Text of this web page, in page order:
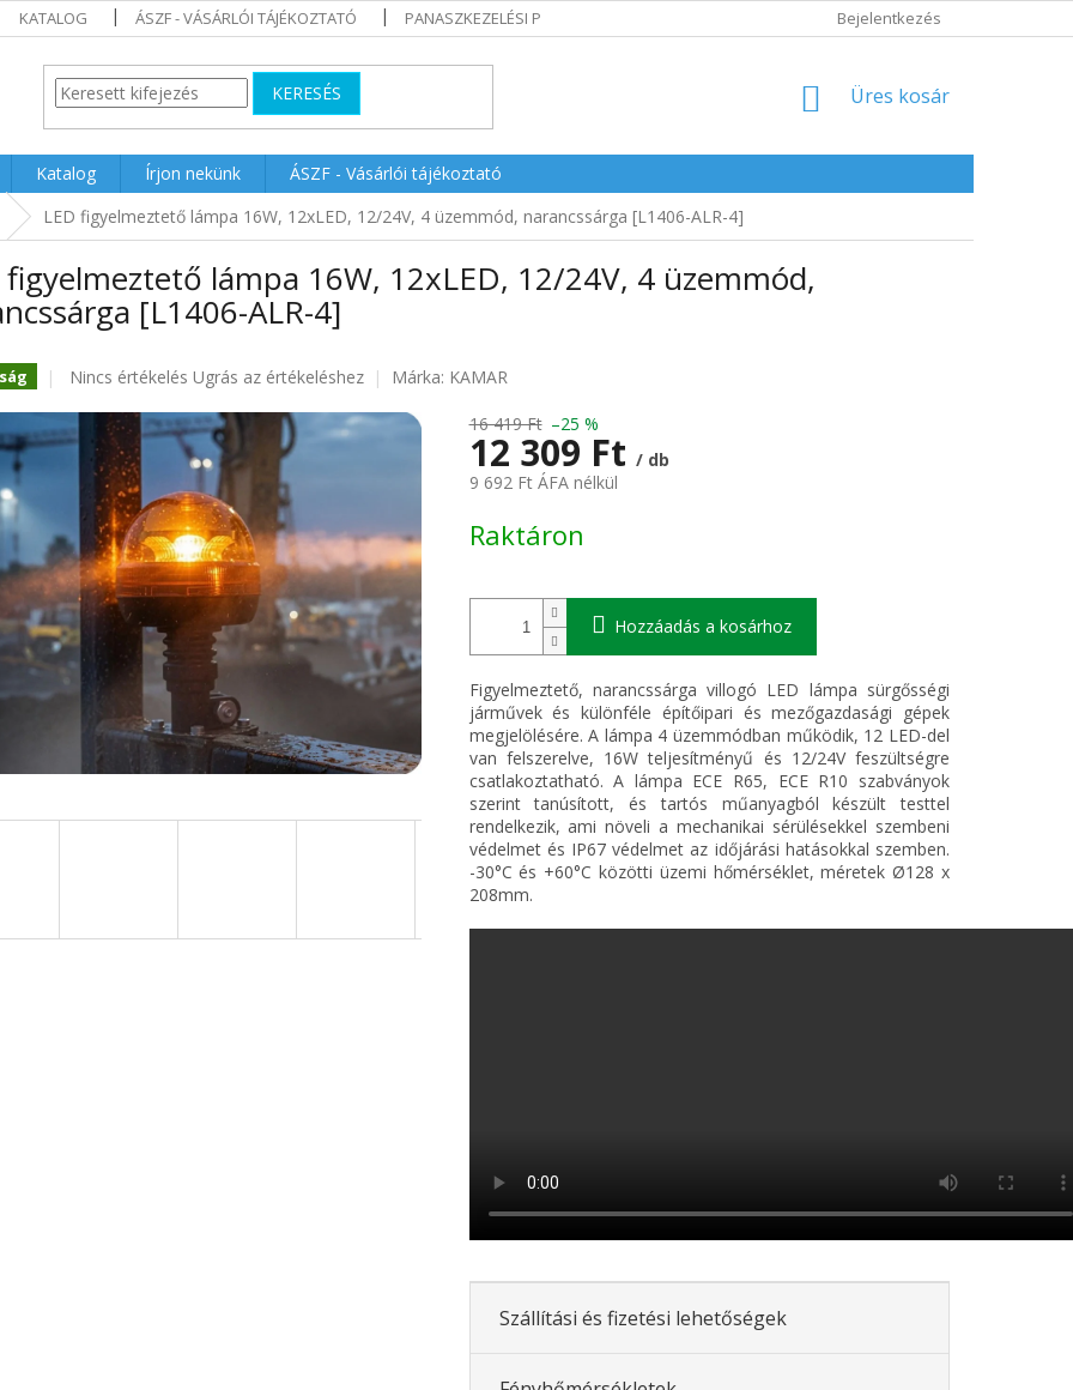
KATALOG ÁSZF - VÁSÁRLÓI TÁJÉKOZTATÓ PANASZKEZELÉSI POLITIKA Bejelentkezés
KERESÉS KOSÁR
Üres kosár
Katalog Írjon nekünk
ÁSZF - Vásárlói tájékoztató
LED figyelmeztető lámpa 16W, 12xLED, 12/24V, 4 üzemmód, narancssárga [L1406-ALR-4]
figyelmeztető lámpa 16W, 12xLED, 12/24V, 4 üzemmód,
[L1406-ALR-4]
A
átlagos
értékelése
csillag.
Nincs értékelés Ugrás az értékeléshez Márka: KAMAR
16 419 Ft –25 %
12 309 Ft / db
9 692 Ft ÁFA nélkül
Raktáron
Hozzáadás a kosárhoz
Figyelmeztető, narancssárga villogó LED lámpa sürgősségi
járművek és különféle építőipari és mezőgazdasági gépek
megjelölésére. A lámpa 4 üzemmódban működik, 12 LED-del
van felszerelve, 16W teljesítményű és 12/24V feszültségre
csatlakoztatható. A lámpa ECE R65, ECE R10 szabványok
szerint tanúsított, és tartós műanyagból készült testtel
rendelkezik, ami növeli a mechanikai sérülésekkel szembeni
védelmet és IP67 védelmet az időjárási hatásokkal szemben.
-30°C és +60°C közötti üzemi hőmérséklet, méretek Ø128 x
208mm.
Szállítási és fizetési lehetőségek